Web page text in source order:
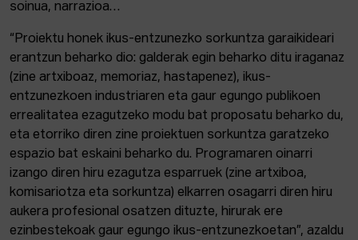
soinua, narrazioa…
“Proiektu honek ikus-entzunezko sorkuntza garaikideari
erantzun beharko dio: galderak egin beharko ditu iraganaz
(zine artxiboaz, memoriaz, hastapenez), ikus-
entzunezkoen industriaren eta gaur egungo publikoen
errealitatea ezagutzeko modu bat proposatu beharko du,
eta etorriko diren zine proiektuen sorkuntza garatzeko
espazio bat eskaini beharko du. Programaren oinarri
izango diren hiru ezagutza esparruek (zine artxiboa,
komisariotza eta sorkuntza) elkarren osagarri diren hiru
aukera profesional osatzen dituzte, hirurak ere
ezinbestekoak gaur egungo ikus-entzunezkoetan”, azaldu